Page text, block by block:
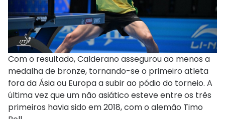
Com o resultado, Calderano assegurou ao menos a
medalha de bronze, tornando-se o primeiro atleta
fora da Ásia ou Europa a subir ao pódio do torneio. A
última vez que um não asiático esteve entre os três
primeiros havia sido em 2018, com o alemão Timo